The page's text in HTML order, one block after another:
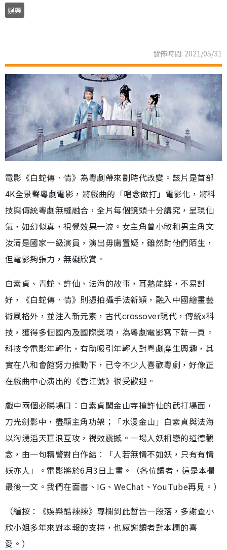
娛樂
發佈時間: 2021/05/31
電影《白蛇傳．情》為粵劇帶來劃時代改變。該片是首部
4K全景聲粵劇電影，將戲曲的「唱念做打」電影化，將科
技與傳統粵劇無縫融合，全片每個鏡頭十分講究，呈現仙
氣，如幻似真，視覺效果一流。女主角曾小敏和男主角文
汝清是國家一級演員，演出毋庸置疑，雖然對他們陌生，
但電影夠張力，無礙欣賞。
白素貞、青蛇、許仙、法海的故事，耳熟能詳，不易討
好，《白蛇傳．情》則憑拍攝手法新穎，融入中國繪畫藝
術風格外，並注入新元素，古代crossover現代，傳統x科
技，獲得多個國內及國際獎項，為粵劇電影寫下新一頁。
科技令電影年輕化，有助吸引年輕人對粵劇產生興趣，其
實在八和會館努力推動下，已令不少人喜歡粵劇，好像正
在戲曲中心演出的《香江號》很受歡迎。
戲中兩個必睇場口︰白素貞闖金山寺搶許仙的武打場面，
刀光劍影中，盡顯主角功架；「水漫金山」白素貞與法海
以洶湧滔天巨浪互攻，視效震撼。一場人妖相戀的道德觀
念，由一句精警對白作結︰「人若無情不如妖，只有有情
妖亦人」。電影將於6月3日上畫。（各位讀者，這是本欄
最後一文。我們在面書、IG、WeChat、YouTube再見。）
（編按：《娛樂酷辣辣》專欄到此暫告一段落，多謝查小
欣小姐多年來對本報的支持，也感謝讀者對本欄的喜
愛。）